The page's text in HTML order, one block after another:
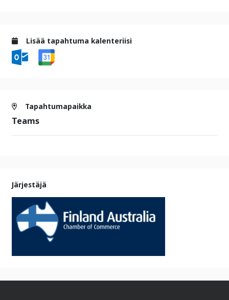
Lisää tapahtuma kalenteriisi
Tapahtumapaikka
Teams
Järjestäjä